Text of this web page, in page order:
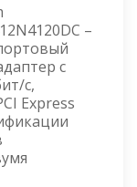
–
с
с,
Express